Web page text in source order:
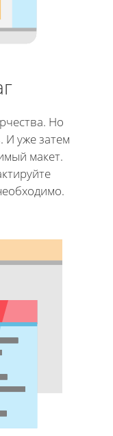
Но
И уже затем
макет.